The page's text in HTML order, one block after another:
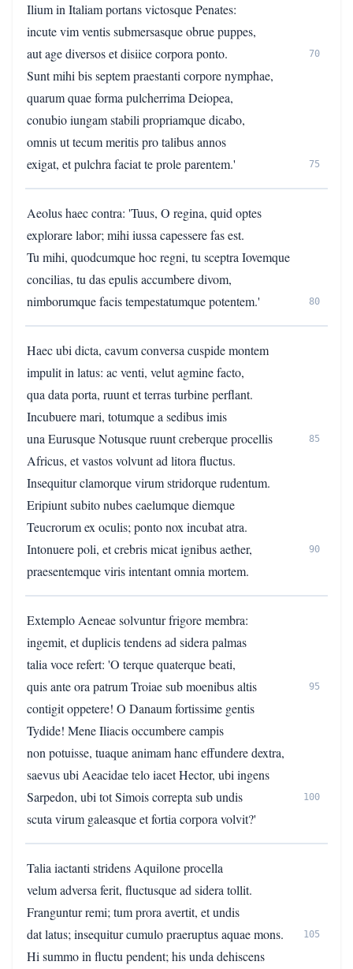
Ilium in Italiam portans victosque Penates:
incute vim ventis submersasque obrue puppes,
aut age diversos et disiice corpora ponto.
70
Sunt mihi bis septem praestanti corpore nymphae,
quarum quae forma pulcherrima Deiopea,
conubio iungam stabili propriamque dicabo,
omnis ut tecum meritis pro talibus annos
exigat, et pulchra faciat te prole parentem.'
75
Aeolus haec contra: 'Tuus, O regina, quid optes
explorare labor; mihi iussa capessere fas est.
Tu mihi, quodcumque hoc regni, tu sceptra Iovemque
concilias, tu das epulis accumbere divom,
nimborumque facis tempestatumque potentem.'
80
Haec ubi dicta, cavum conversa cuspide montem
impulit in latus: ac venti, velut agmine facto,
qua data porta, ruunt et terras turbine perflant.
Incubuere mari, totumque a sedibus imis
una Eurusque Notusque ruunt creberque procellis
85
Africus, et vastos volvunt ad litora fluctus.
Insequitur clamorque virum stridorque rudentum.
Eripiunt subito nubes caelumque diemque
Teucrorum ex oculis; ponto nox incubat atra.
Intonuere poli, et crebris micat ignibus aether,
90
praesentemque viris intentant omnia mortem.
Extemplo Aeneae solvuntur frigore membra:
ingemit, et duplicis tendens ad sidera palmas
talia voce refert: 'O terque quaterque beati,
quis ante ora patrum Troiae sub moenibus altis
95
contigit oppetere! O Danaum fortissime gentis
Tydide! Mene Iliacis occumbere campis
non potuisse, tuaque animam hanc effundere dextra,
saevus ubi Aeacidae telo iacet Hector, ubi ingens
Sarpedon, ubi tot Simois correpta sub undis
100
scuta virum galeasque et fortia corpora volvit?'
Talia iactanti stridens Aquilone procella
velum adversa ferit, fluctusque ad sidera tollit.
Franguntur remi; tum prora avertit, et undis
dat latus; insequitur cumulo praeruptus aquae mons.
105
Hi summo in fluctu pendent; his unda dehiscens